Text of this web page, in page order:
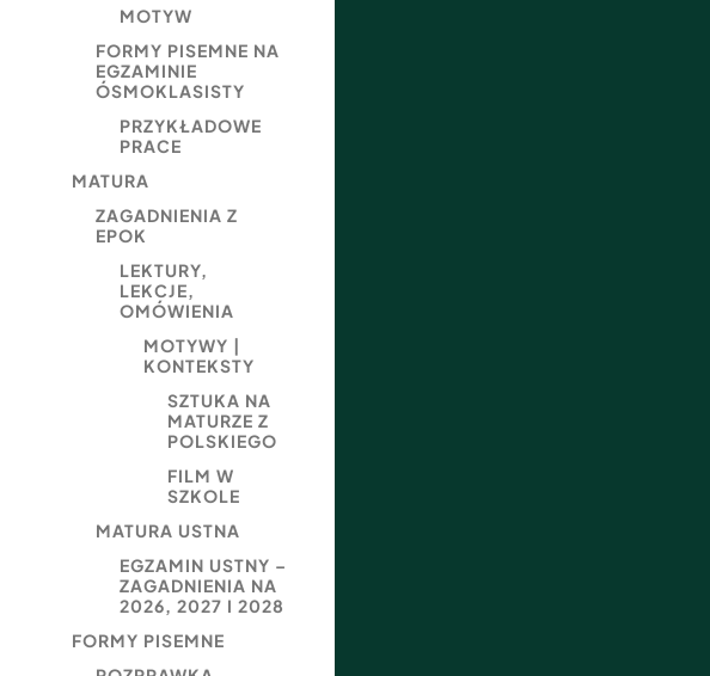
MOTYW
FORMY PISEMNE NA
EGZAMINIE
ÓSMOKLASISTY
PRZYKŁADOWE
PRACE
MATURA
ZAGADNIENIA Z
EPOK
LEKTURY,
LEKCJE,
OMÓWIENIA
MOTYWY |
KONTEKSTY
SZTUKA NA
MATURZE Z
POLSKIEGO
FILM W
SZKOLE
MATURA USTNA
EGZAMIN USTNY –
ZAGADNIENIA NA
2026, 2027 I 2028
FORMY PISEMNE